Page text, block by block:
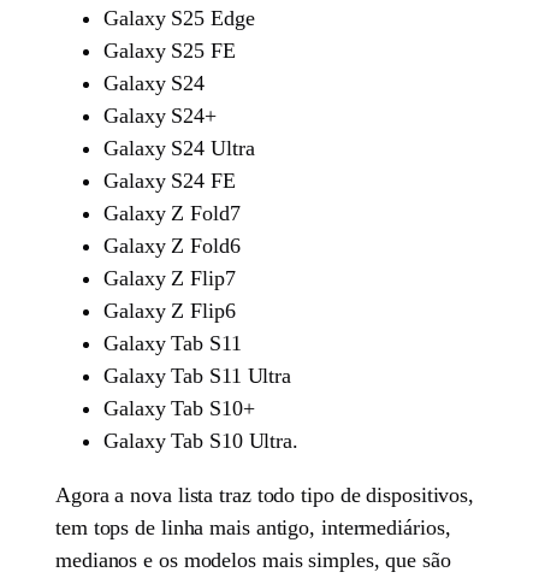
Galaxy S25 Edge
Galaxy S25 FE
Galaxy S24
Galaxy S24+
Galaxy S24 Ultra
Galaxy S24 FE
Galaxy Z Fold7
Galaxy Z Fold6
Galaxy Z Flip7
Galaxy Z Flip6
Galaxy Tab S11
Galaxy Tab S11 Ultra
Galaxy Tab S10+
Galaxy Tab S10 Ultra.
Agora a nova lista traz todo tipo de dispositivos,
tem tops de linha mais antigo, intermediários,
medianos e os modelos mais simples, que são